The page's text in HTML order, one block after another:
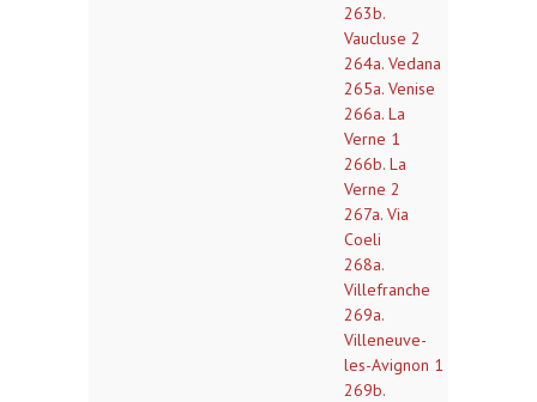
263b.
Vaucluse 2
264a. Vedana
265a. Venise
266a. La
Verne 1
266b. La
Verne 2
267a. Via
Coeli
268a.
Villefranche
269a.
Villeneuve-
les-Avignon 1
269b.